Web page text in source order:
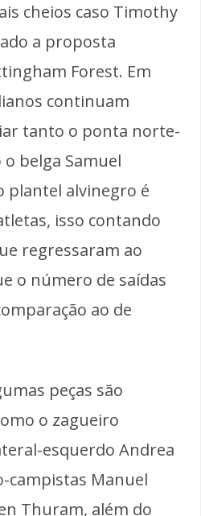
cheios caso Timothy
a proposta
Forest. Em
continuam
tanto o ponta norte-
belga Samuel
plantel alvinegro é
isso contando
regressaram ao
o número de saídas
ao de
peças são
o zagueiro
esquerdo Andrea
campistas Manuel
Thuram, além do